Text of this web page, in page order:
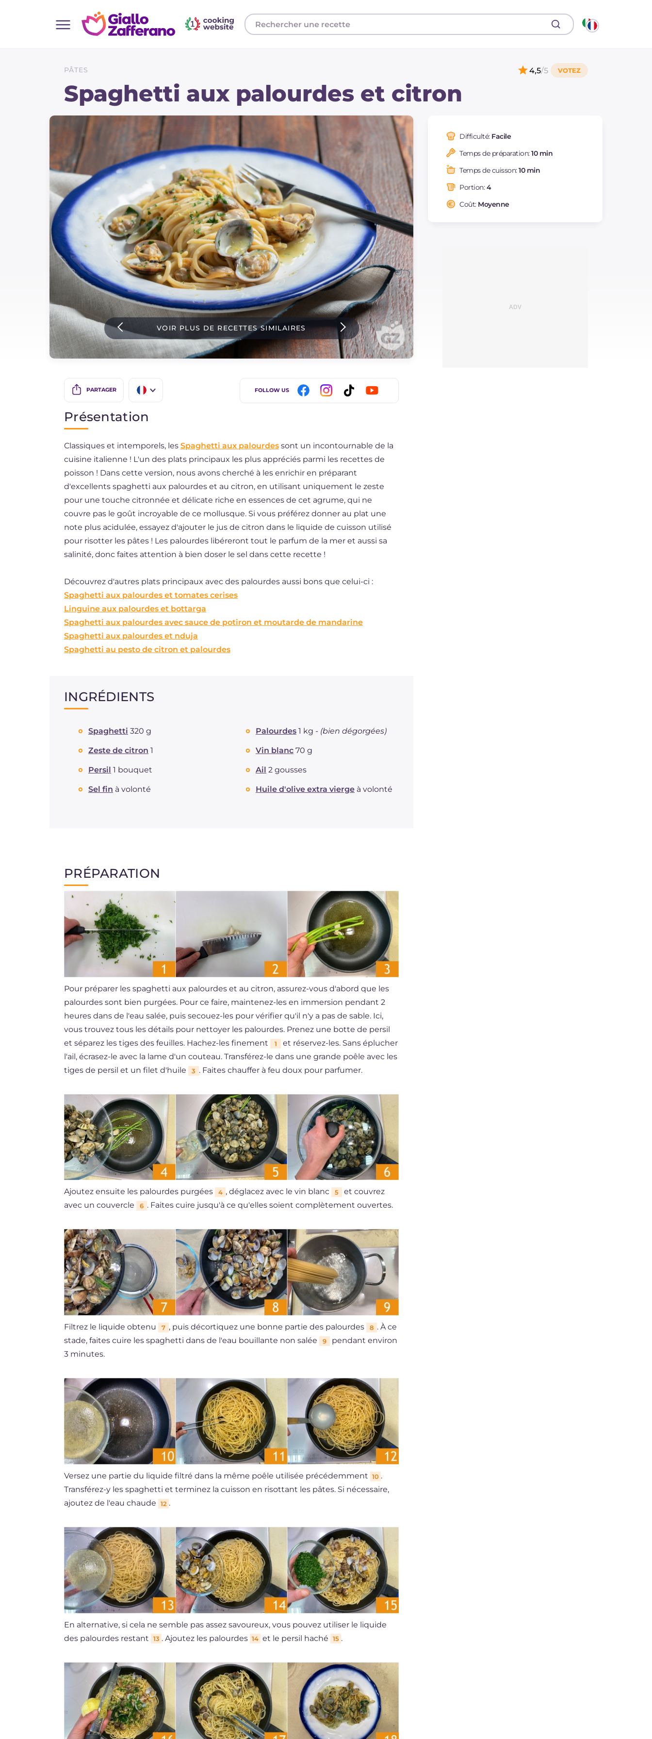
Toutes les recettes
Plats principaux
Boissons et rafraîchissements
Accompagnement
Pizzas et focaccia
Gateaux et patisserie
Dernieres recettes
Instagram
YouTube
PÂTES
Spaghetti aux palourdes et citron
4,5/5
VOIR PLUS DE RECETTES SIMILAIRES
PARTAGER
BR
DE
NL
FOLLOW US
Difficulté: Facile
Temps de préparation:10 min
Temps de cuisson:10 min
Portion:4
Coût: Moyenne
Présentation
Classiques et intemporels, les Spaghetti aux palourdes sont un incontournable de la
cuisine italienne ! L'un des plats principaux les plus appréciés parmi les recettes de
poisson ! Dans cette version, nous avons cherché à les enrichir en préparant
d'excellents spaghetti aux palourdes et au citron, en utilisant uniquement le zeste
pour une touche citronnée et délicate riche en essences de cet agrume, qui ne
couvre pas le goût incroyable de ce mollusque. Si vous préférez donner au plat une
note plus acidulée, essayez d'ajouter le jus de citron dans le liquide de cuisson utilisé
pour risotter les pâtes ! Les palourdes libéreront tout le parfum de la mer et aussi sa
salinité, donc faites attention à bien doser le sel dans cette recette !
Découvrez d'autres plats principaux avec des palourdes aussi bons que celui-ci :
Spaghetti aux palourdes et tomates cerises
Linguine aux palourdes et bottarga
Spaghetti aux palourdes avec sauce de potiron et moutarde de mandarine
Spaghetti aux palourdes et nduja
Spaghetti au pesto de citron et palourdes
INGRÉDIENTS
Spaghetti 320 g Palourdes 1 kg - (bien dégorgées)
Zeste de citron 1 Vin blanc 70 g
Persil 1 bouquet Ail 2 gousses
Sel fin à volonté Huile d'olive extra vierge à volonté
PRÉPARATION
Pour préparer les spaghetti aux palourdes et au citron, assurez-vous d'abord que les
palourdes sont bien purgées. Pour ce faire, maintenez-les en immersion pendant 2
heures dans de l'eau salée, puis secouez-les pour vérifier qu'il n'y a pas de sable. Ici,
vous trouvez tous les détails pour nettoyer les palourdes. Prenez une botte de persil
et séparez les tiges des feuilles. Hachez-les finement
1
et réservez-les. Sans éplucher
l'ail, écrasez-le avec la lame d'un couteau. Transférez-le dans une grande poêle avec les
tiges de persil et un filet d'huile
3 . Faites chauffer à feu doux pour parfumer.
Ajoutez ensuite les palourdes purgées 4 , déglacez avec le vin blanc 5
et couvrez
avec un couvercle
6 . Faites cuire jusqu'à ce qu'elles soient complètement ouvertes.
Filtrez le liquide obtenu 7 , puis décortiquez une bonne partie des palourdes 8 . À ce
stade, faites cuire les spaghetti dans de l'eau bouillante non salée
9
pendant environ
3 minutes.
Versez une partie du liquide filtré dans la même poêle utilisée précédemment 10 .
Transférez-y les spaghetti et terminez la cuisson en risottant les pâtes. Si nécessaire,
ajoutez de l'eau chaude
12 .
En alternative, si cela ne semble pas assez savoureux, vous pouvez utiliser le liquide
des palourdes restant
13 . Ajoutez les palourdes 14 et le persil haché 15 .